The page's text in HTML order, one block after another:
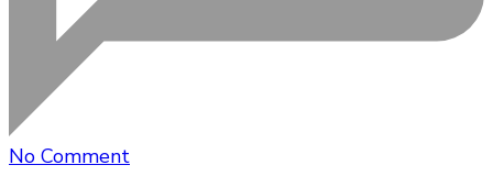
No Comment